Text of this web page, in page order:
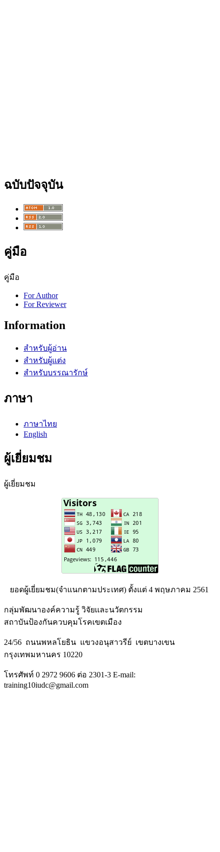
ฉบับปัจจุบัน
คู่มือ
คู่มือ
For Author
For Reviewer
Information
สำหรับผู้อ่าน
สำหรับผู้แต่ง
สำหรับบรรณารักษ์
ภาษา
ภาษาไทย
English
ผู้เยี่ยมชม
ผู้เยี่ยมชม
ยอดผู้เยี่ยมชม(จำแนกตามประเทศ) ตั้งแต่ 4 พฤษภาคม 2561
กลุ่มพัฒนาองค์ความรู้ วิจัยเเละนวัตกรรม
สถาบันป้องกันควบคุมโรคเขตเมือง
24/56 ถนนพหลโยธิน แขวงอนุสาวรีย์ เขตบางเขน
กรุงเทพมหานคร 10220
โทรศัพท์ 0 2972 9606 ต่อ 2301-3 E-mail:
training10iudc@gmail.com